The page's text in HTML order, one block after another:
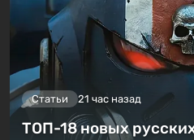
Статьи 21 час назад
ТОП-18 новых